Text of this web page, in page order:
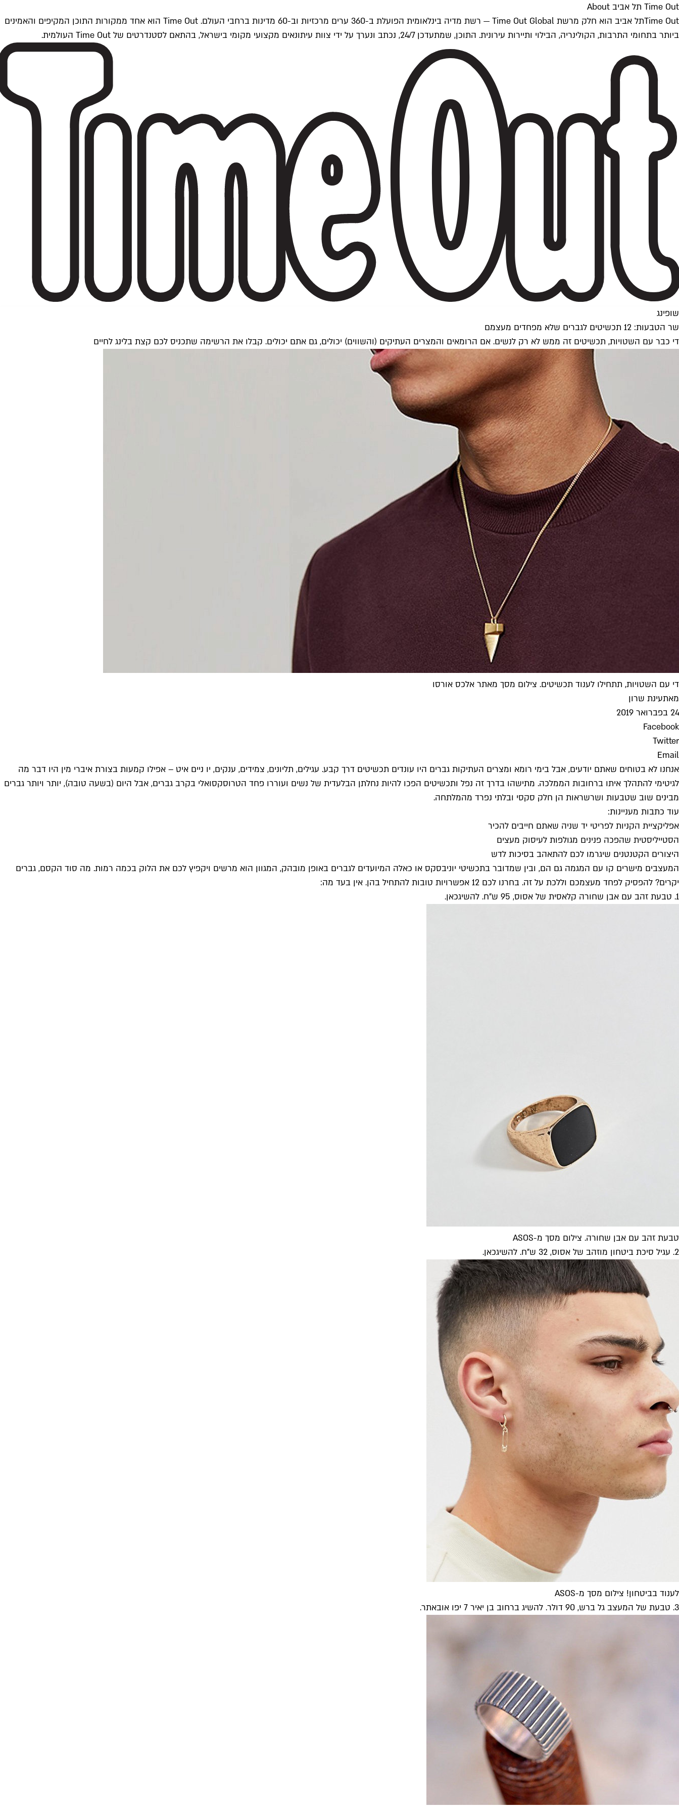
Time Out תל אביב About
Time Outתל אביב הוא חלק מרשת Time Out Global — רשת מדיה בינלאומית הפועלת ב-360 ערים מרכזיות וב-60 מדינות ברחבי העולם. Time Out הוא אחד ממקורות התוכן המקיפים והאמינים
ביותר בתחומי התרבות, הקולינריה, הבילוי ותיירות עירונית. התוכן, שמתעדכן 24/7, נכתב ונערך על ידי צוות עיתונאים מקצועי מקומי בישראל, בהתאם לסטנדרטים של Time Out העולמית.
שופינג
שר הטבעות: 12 תכשיטים לגברים שלא מפחדים מעצמם
די כבר עם השטויות, תכשיטים זה ממש לא רק לנשים. אם הרומאים והמצרים העתיקים (והשווים) יכולים, גם אתם יכולים. קבלו את הרשימה שתכניס לכם קצת בלינג לחיים
די עם השטויות, תתחילו לענוד תכשיטים. צילום מסך מאתר אלכס אורסו
מאתעינת שרון
24 בפברואר 2019
Facebook
Twitter
Email
אנחנו לא בטוחים שאתם יודעים, אבל בימי רומא ומצרים העתיקות גברים היו עונדים תכשיטים דרך קבע. עגילים, תליונים, צמידים, ענקים, יו ניים איט – אפילו קמעות בצורת איברי מין היו דבר מה
לגיטימי להתהלך איתו ברחובות הממלכה. מתישהו בדרך זה נפל ותכשיטים הפכו להיות נחלתן הבלעדית של נשים ועוררו פחד הטרוסקסואלי בקרב גברים, אבל היום (בשעה טובה), יותר ויותר גברים
מבינים שוב שטבעות ושרשראות הן חלק סקסי ובלתי נפרד מהמלתחה.
עוד כתבות מעניינות:
אפליקציית הקניות לפריטי יד שניה שאתם חייבים להכיר
הסטייליסטית שהפכה פנינים מגולפות לעיסוק מעצים
היצורים הקטנטנים שיגרמו לכם להתאהב בסיכות לדש
המעצבים מישרים קו עם המגמה גם הם, ובין שמדובר בתכשיטי יוניבסקס או כאלה המיועדים לגברים באופן מובהק, המגוון הוא מרשים ויקפיץ לכם את הלוק בכמה רמות. מה סוד הקסם, גברים
יקרים? להפסיק לפחד מעצמכם וללכת על זה. בחרנו לכם 12 אפשרויות טובות להתחיל בהן. אין בעד מה:
1. טבעת זהב עם אבן שחורה קלאסית של אסוס, 95 ש"ח. להשיג
כאן.
טבעת זהב עם אבן שחורה. צילום מסך מ-ASOS
2. עגיל סיכת ביטחון מוזהב של אסוס, 32 ש"ח. להשיג
כאן.
לענוד בביטחון! צילום מסך מ-ASOS
3. טבעת של המעצב גל ברש, 90 דולר. להשיג ברחוב בן יאיר 7 יפו או
באתר.